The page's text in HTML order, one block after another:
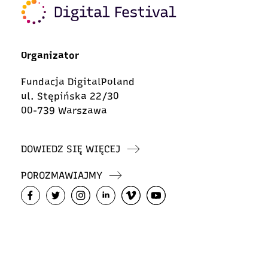
Organizator
Fundacja DigitalPoland
ul. Stępińska 22/30
00-739 Warszawa
DOWIEDZ SIĘ WIĘCEJ
POROZMAWIAJMY